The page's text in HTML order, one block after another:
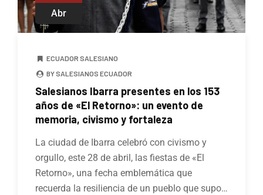
Abr
ECUADOR SALESIANO
BY SALESIANOS ECUADOR
Salesianos Ibarra presentes en los 153
años de «El Retorno»: un evento de
memoria, civismo y fortaleza
La ciudad de Ibarra celebró con civismo y
orgullo, este 28 de abril, las fiestas de «El
Retorno», una fecha emblemática que
recuerda la resiliencia de un pueblo que supo…